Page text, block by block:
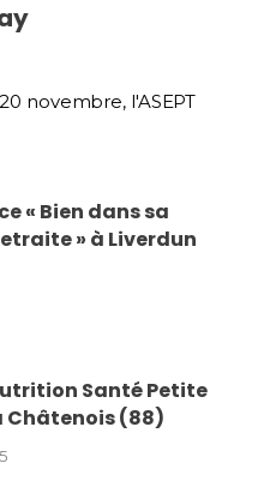
novembre, l'ASEPT
« Bien dans sa
» à Liverdun
Santé Petite
Châtenois (88)